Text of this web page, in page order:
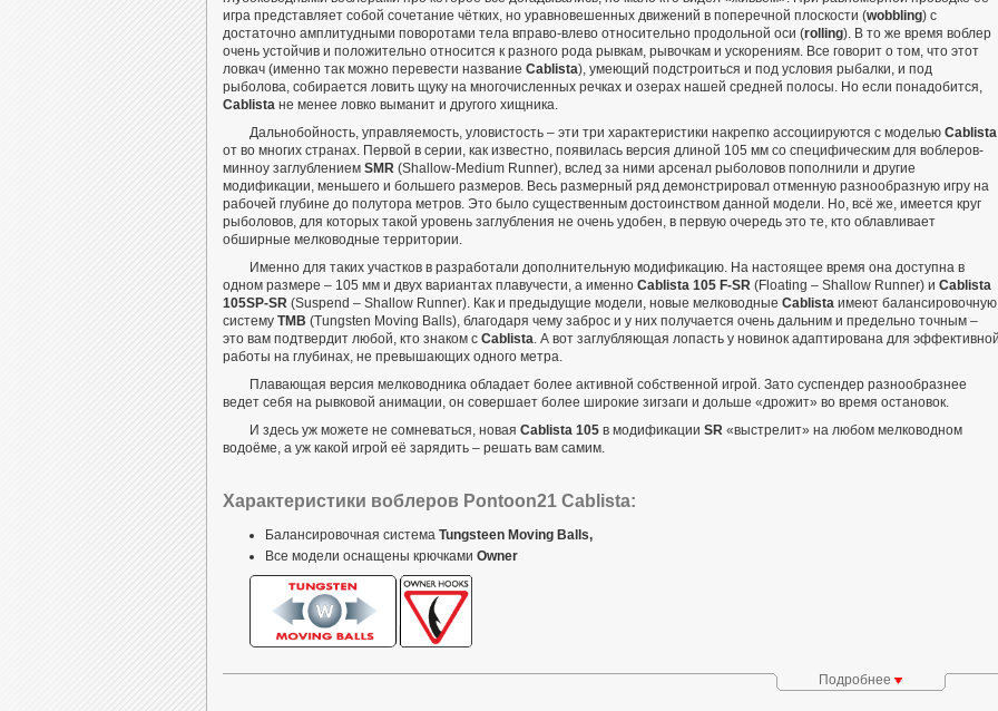
игра представляет собой сочетание чётких, но уравновешенных движений в поперечной плоскости (wobbling) с
достаточно амплитудными поворотами тела вправо-влево относительно продольной оси (rolling). В то же время воблер
очень устойчив и положительно относится к разного рода рывкам, рывочкам и ускорениям. Все говорит о том, что этот
ловкач (именно так можно перевести название Cablista), умеющий подстроиться и под условия рыбалки, и под
рыболова, собирается ловить щуку на многочисленных речках и озерах нашей средней полосы. Но если понадобится,
Cablista не менее ловко выманит и другого хищника.
Дальнобойность, управляемость, уловистость – эти три характеристики накрепко ассоциируются с моделью Cablista
от во многих странах. Первой в серии, как известно, появилась версия длиной 105 мм со специфическим для воблеров-
минноу заглублением SMR (Shallow-Medium Runner), вслед за ними арсенал рыболовов пополнили и другие
модификации, меньшего и большего размеров. Весь размерный ряд демонстрировал отменную разнообразную игру на
рабочей глубине до полутора метров. Это было существенным достоинством данной модели. Но, всё же, имеется круг
рыболовов, для которых такой уровень заглубления не очень удобен, в первую очередь это те, кто облавливает
обширные мелководные территории.
Именно для таких участков в разработали дополнительную модификацию. На настоящее время она доступна в
одном размере – 105 мм и двух вариантах плавучести, а именно Cablista 105 F-SR (Floating – Shallow Runner) и Cablista
105SP-SR (Suspend – Shallow Runner). Как и предыдущие модели, новые мелководные Cablista имеют балансировочную
систему TMB (Tungsten Moving Balls), благодаря чему заброс и у них получается очень дальним и предельно точным –
это вам подтвердит любой, кто знаком с Cablista . А вот заглубляющая лопасть у новинок адаптирована для
работы на глубинах, не превышающих одного метра.
Плавающая версия мелководника обладает более активной собственной игрой. Зато суспендер разнообразнее
ведет себя на рывковой анимации, он совершает более широкие зигзаги и дольше «дрожит» во время остановок.
И здесь уж можете не сомневаться, новая Cablista 105в модификации SR «выстрелит» на любом мелководном
водоёме, а уж какой игрой её зарядить – решать вам самим.
Характеристики воблеров Pontoon21 Cablista:
Балансировочная система Tungsteen Moving Balls,
Все модели оснащены крючками Owner
P21-CAB-90F-SMR P21-CAB-90SP-SMR Подробнее